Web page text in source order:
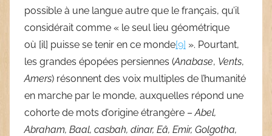
possible à une langue autre que le français, qu’il
considérait comme « le seul lieu géométrique
où [il] puisse se tenir en ce monde[9] ». Pourtant,
les grandes épopées persiennes (Anabase, Vents,
Amers) résonnent des voix multiples de l’humanité
en marche par le monde, auxquelles répond une
cohorte de mots d’origine étrangère –Abel,
Abraham, Baal, casbah, dinar, Eâ, Emir, Golgotha,